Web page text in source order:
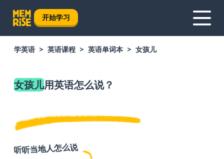
开始学习
学英语 英语课程 英语单词本 女孩儿
女孩儿用英语怎么说？
听听当地人怎么说